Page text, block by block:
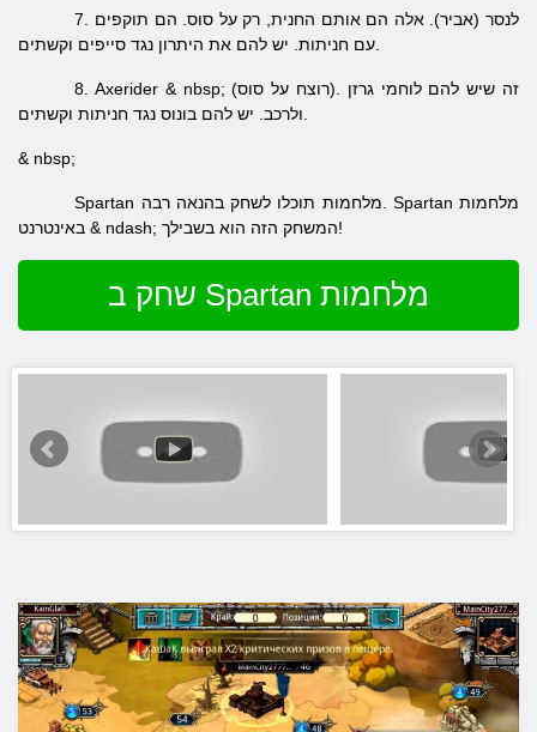
7. לנסר (אביר). אלה הם אותם החנית, רק על סוס. הם תוקפים
8. Axerider & nbsp; (רוצח על סוס). זה שיש להם לוחמי גרזן
& nbsp;
Spartan מלחמות תוכלו לשחק בהנאה רבה. Spartan מלחמות
באינטרנט & ndash; המשחק הזה הוא בשבילך!
שחק ב Spartan מלחמות